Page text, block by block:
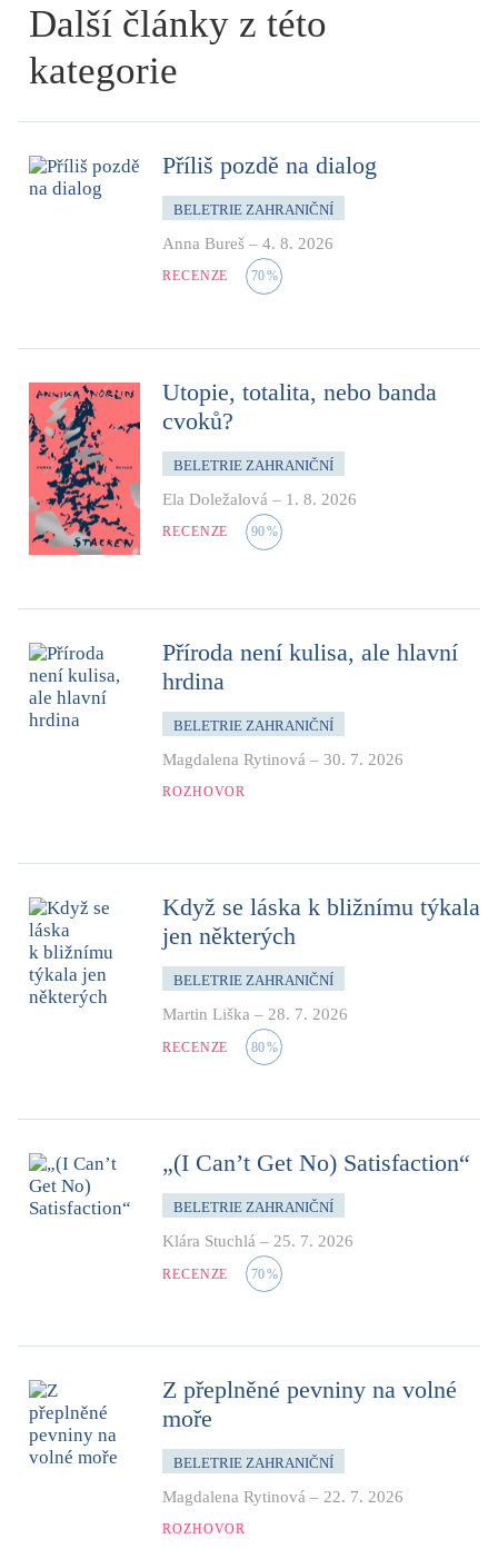
Další články z této
kategorie
Příliš pozdě na dialog
BELETRIE ZAHRANIČNÍ
Anna Bureš – 4. 8. 2026
RECENZE 70%
Utopie, totalita, nebo banda
cvoků?
BELETRIE ZAHRANIČNÍ
Ela Doležalová – 1. 8. 2026
RECENZE 90%
Příroda není kulisa, ale hlavní
hrdina
BELETRIE ZAHRANIČNÍ
Magdalena Rytinová – 30. 7. 2026
ROZHOVOR
Když se láska k bližnímu týkala
jen některých
BELETRIE ZAHRANIČNÍ
Martin Liška – 28. 7. 2026
RECENZE 80%
„(I Can’t Get No) Satisfaction“
BELETRIE ZAHRANIČNÍ
Klára Stuchlá – 25. 7. 2026
RECENZE 70%
Z přeplněné pevniny na volné
moře
BELETRIE ZAHRANIČNÍ
Magdalena Rytinová – 22. 7. 2026
ROZHOVOR